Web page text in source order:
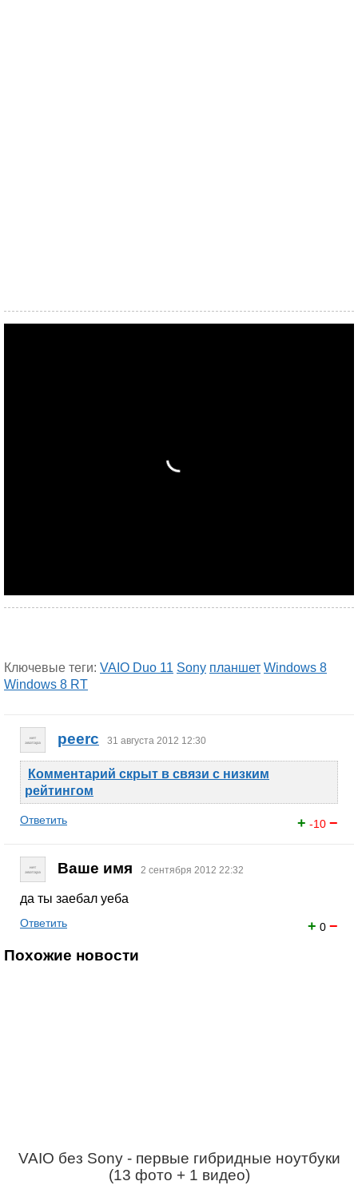
Ключевые теги: VAIO Duo 11 Sony планшет Windows 8
Windows 8 RT
peerc 31 августа 2012 12:30
Комментарий скрыт в связи с низким
рейтингом
+ -10 −
Ответить
Ваше имя 2 сентября 2012 22:32
да ты заебал уеба
+ 0 −
Ответить
Похожие новости
VAIO без Sony - первые гибридные ноутбуки
(13 фото + 1 видео)